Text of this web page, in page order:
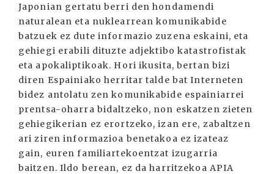
Japonian gertatu berri den hondamendi
naturalean eta nuklearrean komunikabide
batzuek ez dute informazio zuzena eskaini, eta
gehiegi erabili dituzte adjektibo katastrofistak
eta apokaliptikoak. Hori ikusita, bertan bizi
diren Espainiako herritar talde bat Interneten
bidez antolatu zen komunikabide espainiarrei
prentsa-oharra bidaltzeko, non eskatzen zieten
gehiegikerian ez erortzeko, izan ere, zabaltzen
ari ziren informazioa benetakoa ez izateaz
gain, euren familiartekoentzat izugarria
baitzen. Ildo berean, ez da harritzekoa APIA